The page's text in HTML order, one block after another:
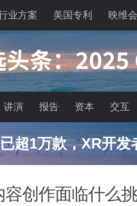
业方案 美国专利 映维
讲演 报告 资本 交互
超1万款，XR开发
创作面临什么挑